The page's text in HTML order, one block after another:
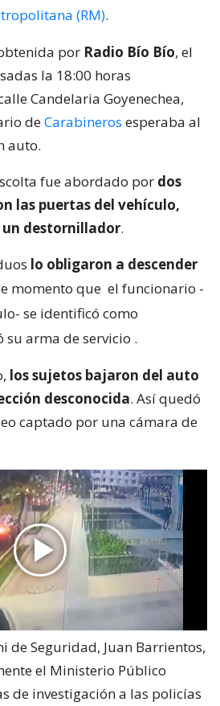
(RM).
por Radio Bío Bío, el
la 18:00 horas
Candelaria Goyenechea,
deCarabineros esperaba al
auto.
fue abordado por dos
las puertas del vehículo,
destornillador.
lo obligaron a descender
momento que el funcionario -
se identificó como
arma de servicio .
los sujetos bajaron del auto
desconocida. Así quedó
captado por una cámara de
de Seguridad, Juan Barrientos,
el Ministerio Público
de investigación a las policías